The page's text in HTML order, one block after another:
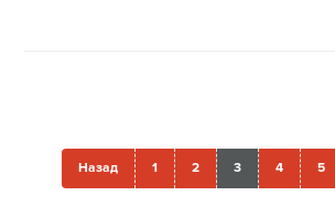
Назад 1 2 3 4 5